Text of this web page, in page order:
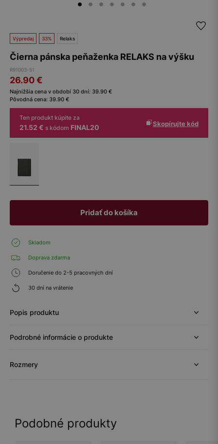
Výpredaj 33% Relaks
Čierna pánska peňaženka RELAKS na výšku
R91003-51
26.90€
Najnižšia cena v období 30 dní: 39.90 €
Pôvodná cena: 39.90 €
Ten produkt kúpite za
21.52 € s kódom FINAL20 Skopírujte kód
Pridať do košíka
Skladom
Doprava zdarma
Doručenie do 2-5 pracovných dní
30 dní na vrátenie
Popis produktu
Podrobné informácie o produkte
Rozmery
Podobné produkty